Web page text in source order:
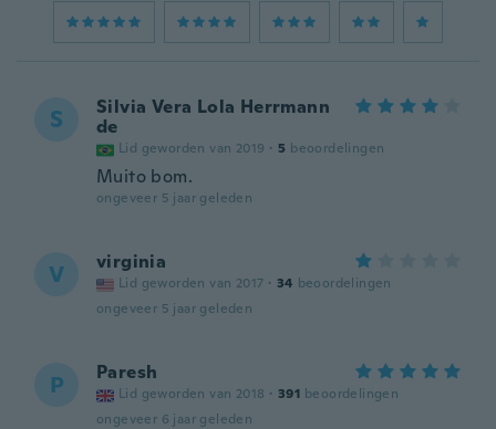
S
Silvia Vera Lola Herrmann
de
Lid geworden van 2019 · 5 beoordelingen
Muito bom.
ongeveer 5 jaar geleden
V virginia
Lid geworden van 2017 · 34 beoordelingen
ongeveer 5 jaar geleden
P Paresh
Lid geworden van 2018 · 391 beoordelingen
ongeveer 6 jaar geleden